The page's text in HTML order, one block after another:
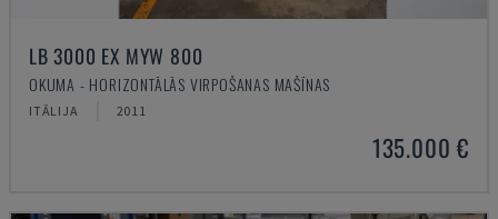
LB 3000 EX MYW 800
OKUMA - HORIZONTĀLĀS VIRPOŠANAS MAŠĪNAS
ITĀLIJA 2011
135.000 €